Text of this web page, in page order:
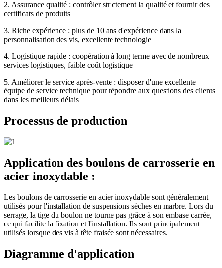
2. Assurance qualité : contrôler strictement la qualité et fournir des
certificats de produits
3. Riche expérience : plus de 10 ans d'expérience dans la
personnalisation des vis, excellente technologie
4. Logistique rapide : coopération à long terme avec de nombreux
services logistiques, faible coût logistique
5. Améliorer le service après-vente : disposer d'une excellente
équipe de service technique pour répondre aux questions des clients
dans les meilleurs délais
Processus de production
Application des boulons de carrosserie en
acier inoxydable :
Les boulons de carrosserie en acier inoxydable sont généralement
utilisés pour l'installation de suspensions sèches en marbre. Lors du
serrage, la tige du boulon ne tourne pas grâce à son embase carrée,
ce qui facilite la fixation et l'installation. Ils sont principalement
utilisés lorsque des vis à tête fraisée sont nécessaires.
Diagramme d'application